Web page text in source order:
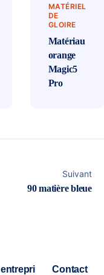
MATÉRIEL
DE
GLOIRE
Matériau
orange
Magic5
Pro
Suivant
90 matière bleue
entrepri
Contact